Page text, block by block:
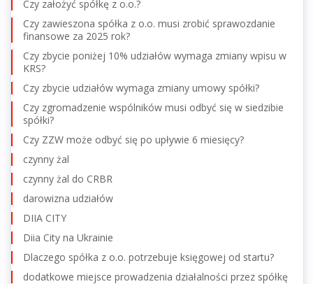
Czy założyć spółkę z o.o.?
Czy zawieszona spółka z o.o. musi zrobić sprawozdanie
finansowe za 2025 rok?
Czy zbycie poniżej 10% udziałów wymaga zmiany wpisu w
KRS?
Czy zbycie udziałów wymaga zmiany umowy spółki?
Czy zgromadzenie wspólników musi odbyć się w siedzibie
spółki?
Czy ZZW może odbyć się po upływie 6 miesięcy?
czynny żal
czynny żal do CRBR
darowizna udziałów
DIIA CITY
Diia City na Ukrainie
Dlaczego spółka z o.o. potrzebuje księgowej od startu?
dodatkowe miejsce prowadzenia działalności przez spółkę